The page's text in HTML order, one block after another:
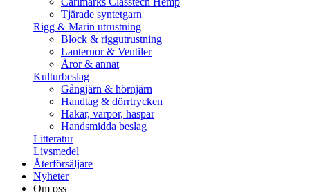
Tjärade syntetgarn
Rigg & Marin utrustning
Block & riggutrustning
Lanternor & Ventiler
Åror & annat
Kulturbeslag
Gångjärn & hörnjärn
Handtag & dörrtrycken
Hakar, varpor, haspar
Handsmidda beslag
Litteratur
Livsmedel
Återförsäljare
Nyheter
Om oss